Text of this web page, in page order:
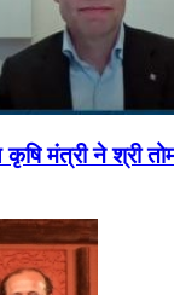
मंत्री ने श्री